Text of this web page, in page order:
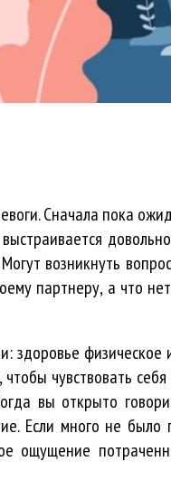
Сначала пока
возникнуть
партнеру, а что
здоровье
чувствовать
вы открыто
Если много не было
ощущение